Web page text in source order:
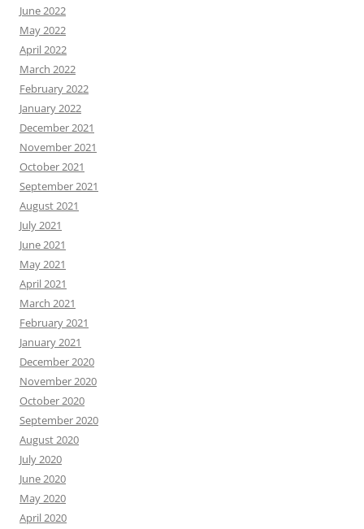
June 2022
May 2022
April 2022
March 2022
February 2022
January 2022
December 2021
November 2021
October 2021
September 2021
August 2021
July 2021
June 2021
May 2021
April 2021
March 2021
February 2021
January 2021
December 2020
November 2020
October 2020
September 2020
August 2020
July 2020
June 2020
May 2020
April 2020